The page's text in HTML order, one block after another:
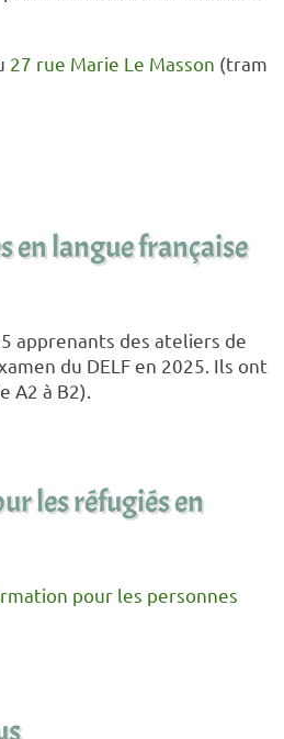
27 rue Marie Le Masson (tram
en langue française
apprenants des ateliers de
du DELF en 2025. Ils ont
A2 à B2).
les réfugiés en
pour les personnes